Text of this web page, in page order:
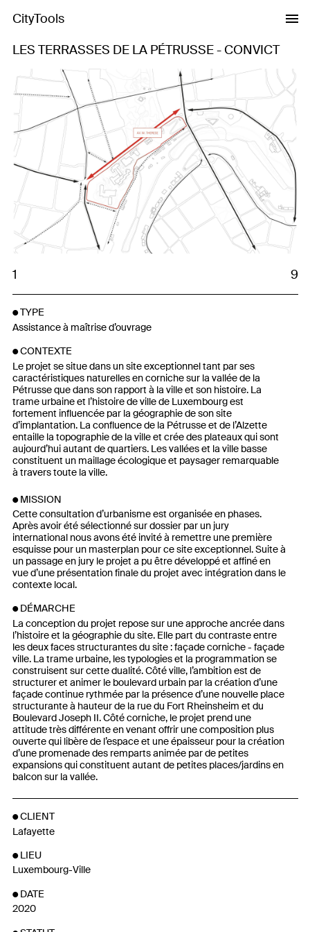
CityTools
LES TERRASSES DE LA PÉTRUSSE - CONVICT
Previous Next
1 9
TYPE
Assistance à maîtrise d’ouvrage
CONTEXTE
Le projet se situe dans un site exceptionnel tant par ses
caractéristiques naturelles en corniche sur la vallée de la
Pétrusse que dans son rapport à la ville et son histoire. La
trame urbaine et l’histoire de ville de Luxembourg est
fortement influencée par la géographie de son site
d’implantation. La confluence de la Pétrusse et de l’Alzette
entaille la topographie de la ville et crée des plateaux qui sont
aujourd’hui autant de quartiers. Les vallées et la ville basse
constituent un maillage écologique et paysager remarquable
à travers toute la ville.
MISSION
Cette consultation d’urbanisme est organisée en phases.
Après avoir été sélectionné sur dossier par un jury
international nous avons été invité à remettre une première
esquisse pour un masterplan pour ce site exceptionnel. Suite à
un passage en jury le projet a pu être développé et affiné en
vue d’une présentation finale du projet avec intégration dans le
contexte local.
DÉMARCHE
La conception du projet repose sur une approche ancrée dans
l’histoire et la géographie du site. Elle part du contraste entre
les deux faces structurantes du site : façade corniche - façade
ville. La trame urbaine, les typologies et la programmation se
construisent sur cette dualité. Côté ville, l’ambition est de
structurer et animer le boulevard urbain par la création d’une
façade continue rythmée par la présence d’une nouvelle place
structurante à hauteur de la rue du Fort Rheinsheim et du
Boulevard Joseph II. Côté corniche, le projet prend une
attitude très différente en venant offrir une composition plus
ouverte qui libère de l’espace et une épaisseur pour la création
d’une promenade des remparts animée par de petites
expansions qui constituent autant de petites places/jardins en
balcon sur la vallée.
CLIENT
Lafayette
LIEU
Luxembourg-Ville
DATE
2020